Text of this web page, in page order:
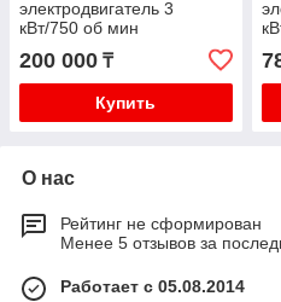
электродвигатель 3
кВт/750 об мин
АИР112МВ8
200 000 ₸
Купить
О нас
Рейтинг не сформирован
Менее 5 отзывов за
Работает с 05.08.2014